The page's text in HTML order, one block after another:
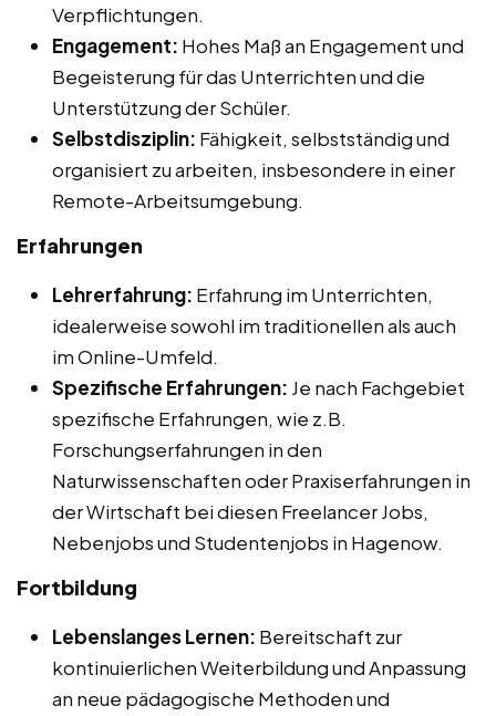
Verpflichtungen.
Engagement: Hohes Maß an Engagement und
Begeisterung für das Unterrichten und die
Unterstützung der Schüler.
Selbstdisziplin: Fähigkeit, selbstständig und
organisiert zu arbeiten, insbesondere in einer
Remote-Arbeitsumgebung.
Erfahrungen
Lehrerfahrung: Erfahrung im Unterrichten,
idealerweise sowohl im traditionellen als auch
im Online-Umfeld.
Spezifische Erfahrungen: Je nach Fachgebiet
spezifische Erfahrungen, wie z.B.
Forschungserfahrungen in den
Naturwissenschaften oder Praxiserfahrungen in
der Wirtschaft bei diesen Freelancer Jobs,
Nebenjobs und Studentenjobs in Hagenow.
Fortbildung
Lebenslanges Lernen: Bereitschaft zur
kontinuierlichen Weiterbildung und Anpassung
an neue pädagogische Methoden und